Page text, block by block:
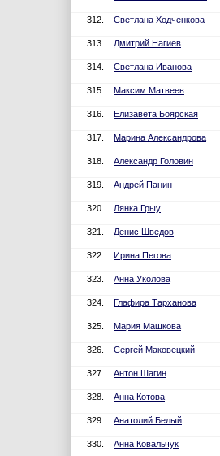
312. Светлана Ходченкова
313. Дмитрий Нагиев
314. Светлана Иванова
315. Максим Матвеев
316. Елизавета Боярская
317. Марина Александрова
318. Александр Головин
319. Андрей Панин
320. Лянка Грыу
321. Денис Шведов
322. Ирина Пегова
323. Анна Уколова
324. Глафира Тарханова
325. Мария Машкова
326. Сергей Маковецкий
327. Антон Шагин
328. Анна Котова
329. Анатолий Белый
330. Анна Ковальчук